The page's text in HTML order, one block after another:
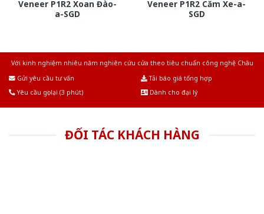
Veneer P1R2 Xoan Đào-
a-SGD
Veneer P1R2 Căm Xe-a-
SGD
Với kinh nghiệm nhiêu năm nghiên cứu cửa theo tiêu chuẩn công nghệ Châu
Gửi yêu cầu tư vấn
Tải báo giá tổng hợp
Yêu cầu gọi lại (3 phút)
Dành cho đại lý
ĐỐI TÁC KHÁCH HÀNG